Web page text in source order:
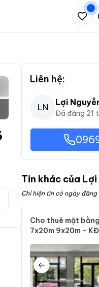
sách các khu vực
Liên hệ:
LN Lợi
Đã đăng 21
Tin khác của Lợi
Chỉ hiện tin có ngày
Cho thuê mặt
7x20m 9x20m -
Previous slide